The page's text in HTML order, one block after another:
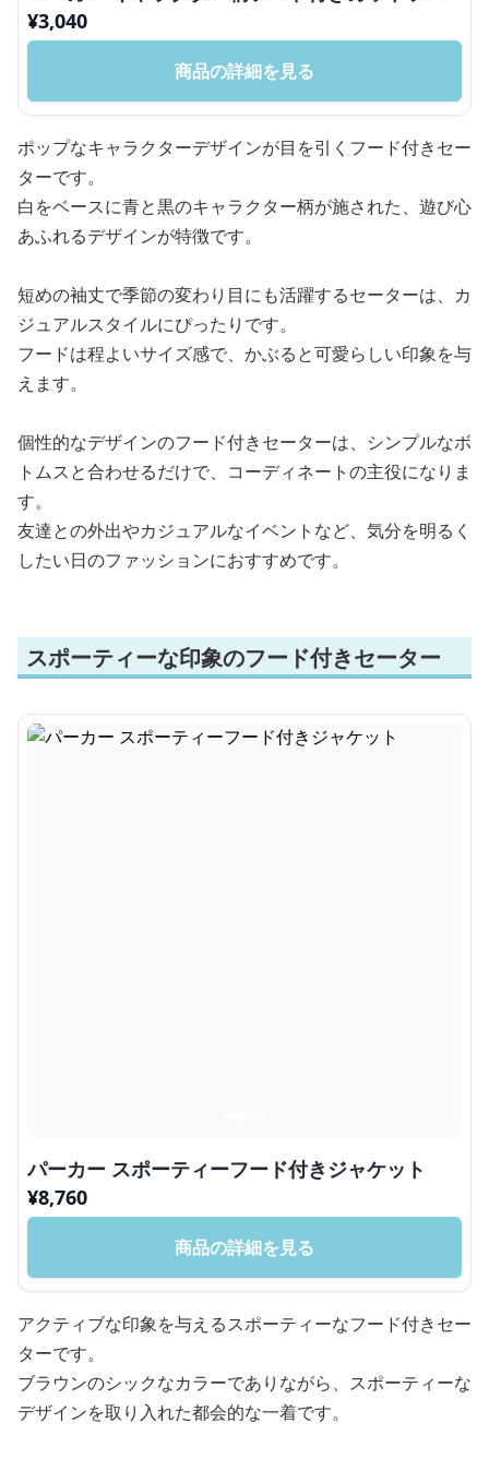
¥3,040
商品の詳細を見る
ポップなキャラクターデザインが目を引くフード付きセー
ターです。
白をベースに青と黒のキャラクター柄が施された、遊び心
あふれるデザインが特徴です。
短めの袖丈で季節の変わり目にも活躍するセーターは、カ
ジュアルスタイルにぴったりです。
フードは程よいサイズ感で、かぶると可愛らしい印象を与
えます。
個性的なデザインのフード付きセーターは、シンプルなボ
トムスと合わせるだけで、コーディネートの主役になりま
す。
友達との外出やカジュアルなイベントなど、気分を明るく
したい日のファッションにおすすめです。
スポーティーな印象のフード付きセーター
パーカー スポーティーフード付きジャケット
¥8,760
商品の詳細を見る
アクティブな印象を与えるスポーティーなフード付きセー
ターです。
ブラウンのシックなカラーでありながら、スポーティーな
デザインを取り入れた都会的な一着です。